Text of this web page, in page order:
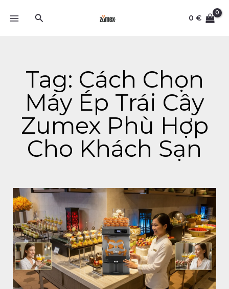
Search 0€
Tag: Cách Chọn
Máy Ép Trái Cây
Zumex Phù Hợp
Cho Khách Sạn